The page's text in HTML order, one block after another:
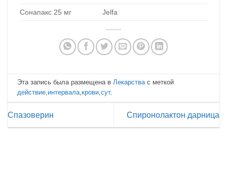
Сонапакс 25 мг Jelfa
Эта запись была размещена вЛекарствас меткой
действие,интервала,крови,сут.
Спазоверин Спиронолактон дарница